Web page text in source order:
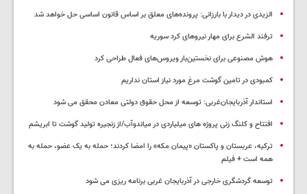
الزیدی در دیدار با بارزانی: پرونده‌های معلق بر اساس قانون اساسی حل خواهد شد
ترفند الشرع برای مهار نیروهای کرد سوریه
هوش مصنوعی برای نخستین‌بار ویروس‌های فعال طراحی کرد
کمبودی در تامین گوشت مرغ مورد نیاز استان نداریم
استاندار آذربایجان‌غربی: توسعه از محل حقوق دولتی معادن محقق می شود
افتتاح و کلنگ زنی پروژه های میلیاردی در میاندوآب/از زنجیره تولید گوشت تا ابریشم
ترکیه، عربستان و پاکستان «پیمان مکه» را امضا کردند؛ حمله به یک عضو، حمله به
همه است + فیلم
توسعه گردشگری خارجی در آذربایجان غربی برنامه ریزی می شود